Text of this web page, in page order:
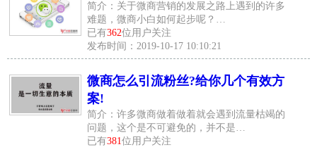
简介：关于微商营销的发展之路上遇到的许多
难题，微商小白如何起步呢？…
已有362位用户关注
发布时间：2019-10-17 10:10:21
微商怎么引流粉丝?给你几个有效方
案!
简介：许多微商做着做着就会遇到流量枯竭的
问题，这个是不可避免的，并不是…
已有381位用户关注